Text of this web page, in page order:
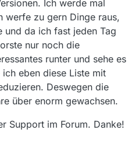
ob ich da etwas optimieren
das Problem liegt.
ich schon mal sagen: Je länger
sind umso langsamer wird das
deine Einträge mal überflogen
Menge in unterschiedlicher
ja nun etwas zum testen und
an. Es wird aber wohl nicht in
Ich werde mal
werfe zu gern Dinge raus,
und da ich fast jeden Tag
nur noch die
runter und sehe es
eben diese Liste mit
Deswegen die
über enorm gewachsen.
Support im Forum. Danke!